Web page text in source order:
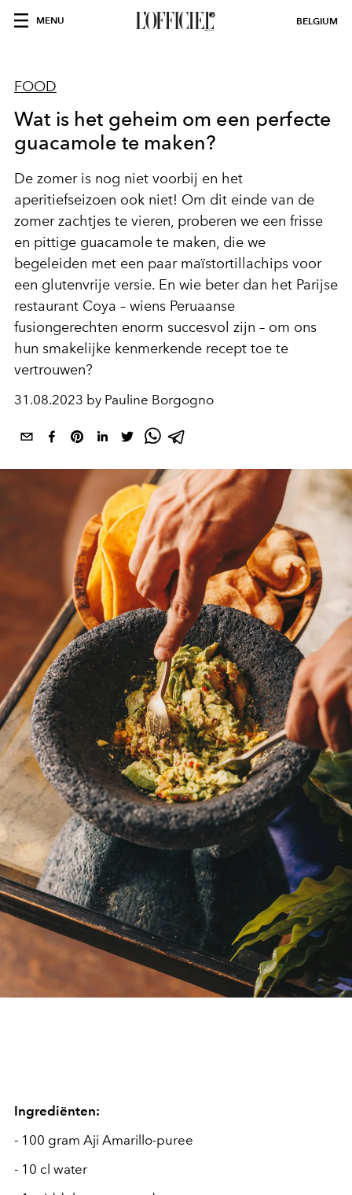
MENU BELGIUM
FOOD
Wat is het geheim om een perfecte
guacamole te maken?
De zomer is nog niet voorbij en het
aperitiefseizoen ook niet! Om dit einde van de
zomer zachtjes te vieren, proberen we een frisse
en pittige guacamole te maken, die we
begeleiden met een paar maïstortillachips voor
een glutenvrije versie. En wie beter dan het Parijse
restaurant Coya – wiens Peruaanse
fusiongerechten enorm succesvol zijn – om ons
hun smakelijke kenmerkende recept toe te
vertrouwen?
31.08.2023 by Pauline Borgogno
Ingrediënten:
- 100 gram Aji Amarillo-puree
- 10 cl water